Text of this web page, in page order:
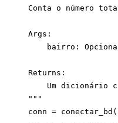
Conta o número
    Args:
bairro:
    Returns:
Um dicionário
    """
conn =